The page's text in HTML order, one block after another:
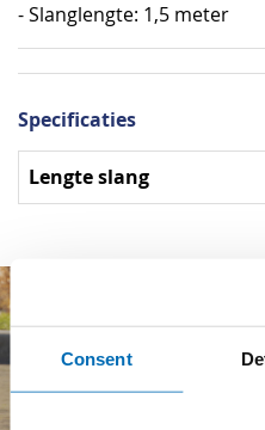
Consent
- Slanglengte: 1,5 meter
Specificaties
Specificaties
Lengte slang